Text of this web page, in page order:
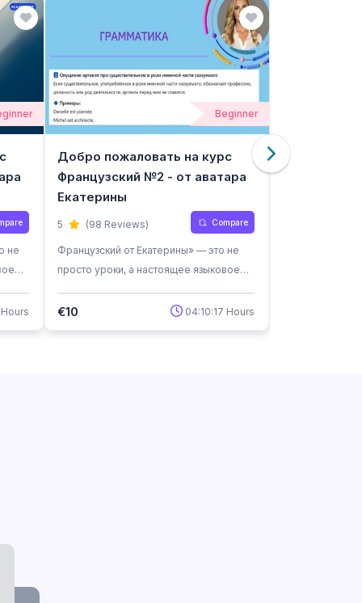
не
Beginner
Добро пожаловать на курс
Французский №2 - от аватара
Екатерины
5 (98 Reviews) Compare
Французский от Екатерины» — это не
просто уроки, а настоящее языковое
€10 04:10:17 Hours
Добро